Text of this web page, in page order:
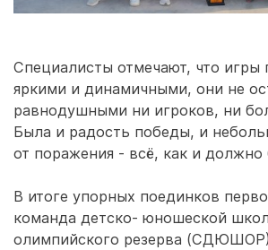
Специалисты отмечают, что игры
яркими и динамичными, они не
равнодушными ни игроков, ни
Была и радость победы, и
от поражения - всё, как и должно
В итоге упорных поединков
команда детско- юношеской
олимпийского резерва (СДЮШОР)